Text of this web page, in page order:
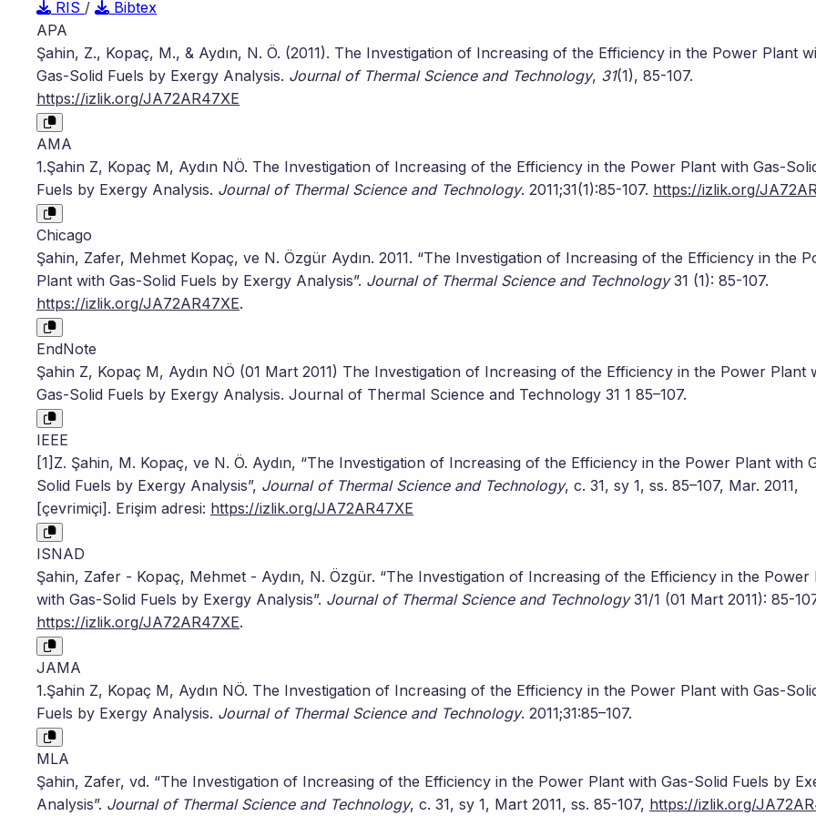
RIS /
Bibtex
APA
Şahin, Z., Kopaç, M., & Aydın, N. Ö. (2011). The Investigation of Increasing of the Efficiency in the Power Plant
Gas-Solid Fuels by Exergy Analysis. Journal of Thermal Science and Technology, 31(1), 85-107.
https://izlik.org/JA72AR47XE
AMA
1.Şahin Z, Kopaç M, Aydın NÖ. The Investigation of Increasing of the Efficiency in the Power Plant with Gas-
Fuels by Exergy Analysis. Journal of Thermal Science and Technology. 2011;31(1):85-107. https://izlik.org/
Chicago
Şahin, Zafer, Mehmet Kopaç, ve N. Özgür Aydın. 2011. “The Investigation of Increasing of the Efficiency in the
Plant with Gas-Solid Fuels by Exergy Analysis”. Journal of Thermal Science and Technology31 (1): 85-107.
https://izlik.org/JA72AR47XE.
EndNote
Şahin Z, Kopaç M, Aydın NÖ (01 Mart 2011) The Investigation of Increasing of the Efficiency in the Power Plant
Gas-Solid Fuels by Exergy Analysis. Journal of Thermal Science and Technology 31 1 85–107.
IEEE
[1]Z. Şahin, M. Kopaç, ve N. Ö. Aydın, “The Investigation of Increasing of the Efficiency in the Power Plant with
Solid Fuels by Exergy Analysis”, Journal of Thermal Science and Technology, c. 31, sy 1, ss. 85–107, Mar. 2011,
[çevrimiçi]. Erişim adresi: https://izlik.org/JA72AR47XE
ISNAD
Şahin, Zafer - Kopaç, Mehmet - Aydın, N. Özgür. “The Investigation of Increasing of the Efficiency in the Power
with Gas-Solid Fuels by Exergy Analysis”. Journal of Thermal Science and Technology31/1 (01 Mart 2011): 85-
https://izlik.org/JA72AR47XE.
JAMA
1.Şahin Z, Kopaç M, Aydın NÖ. The Investigation of Increasing of the Efficiency in the Power Plant with Gas-
Fuels by Exergy Analysis. Journal of Thermal Science and Technology. 2011;31:85–107.
MLA
Şahin, Zafer, vd. “The Investigation of Increasing of the Efficiency in the Power Plant with Gas-Solid Fuels by
Analysis”. Journal of Thermal Science and Technology, c. 31, sy 1, Mart 2011, ss. 85-107, https://izlik.org/